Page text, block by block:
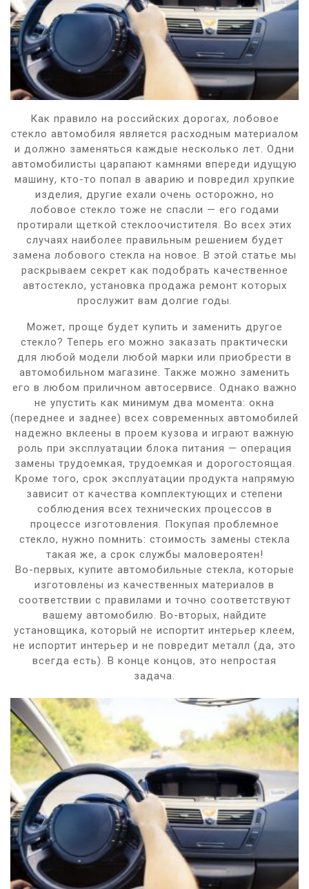
Как правило на российских дорогах, лобовое
стекло автомобиля является расходным материалом
и должно заменяться каждые несколько лет. Одни
автомобилисты царапают камнями впереди идущую
машину, кто-то попал в аварию и повредил хрупкие
изделия, другие ехали очень осторожно, но
лобовое стекло тоже не спасли — его годами
протирали щеткой стеклоочистителя. Во всех этих
случаях наиболее правильным решением будет
замена лобового стекла на новое. В этой статье мы
раскрываем секрет как подобрать качественное
автостекло, установка продажа ремонт которых
прослужит вам долгие годы.
Может, проще будет купить и заменить другое
стекло? Теперь его можно заказать практически
для любой модели любой марки или приобрести в
автомобильном магазине. Также можно заменить
его в любом приличном автосервисе. Однако важно
не упустить как минимум два момента: окна
(переднее и заднее) всех современных автомобилей
надежно вклеены в проем кузова и играют важную
роль при эксплуатации блока питания — операция
замены трудоемкая, трудоемкая и дорогостоящая.
Кроме того, срок эксплуатации продукта напрямую
зависит от качества комплектующих и степени
соблюдения всех технических процессов в
процессе изготовления. Покупая проблемное
стекло, нужно помнить: стоимость замены стекла
такая же, а срок службы маловероятен!
Во-первых, купите автомобильные стекла, которые
изготовлены из качественных материалов в
соответствии с правилами и точно соответствуют
вашему автомобилю. Во-вторых, найдите
установщика, который не испортит интерьер клеем,
не испортит интерьер и не повредит металл (да, это
всегда есть). В конце концов, это непростая
задача.